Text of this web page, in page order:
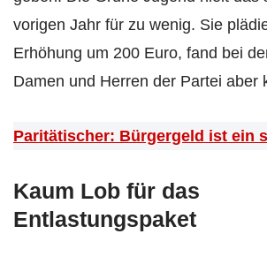
vorigen Jahr für zu wenig. Sie
Erhöhung um 200 Euro, fand bei
Damen und Herren der Partei aber
Paritätischer: Bürgergeld ist ein
Kaum Lob für das
Entlastungspaket